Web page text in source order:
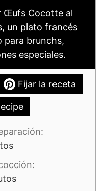
Œufs Cocotte al
un plato francés
para brunchs,
especiales.
Fijar la receta